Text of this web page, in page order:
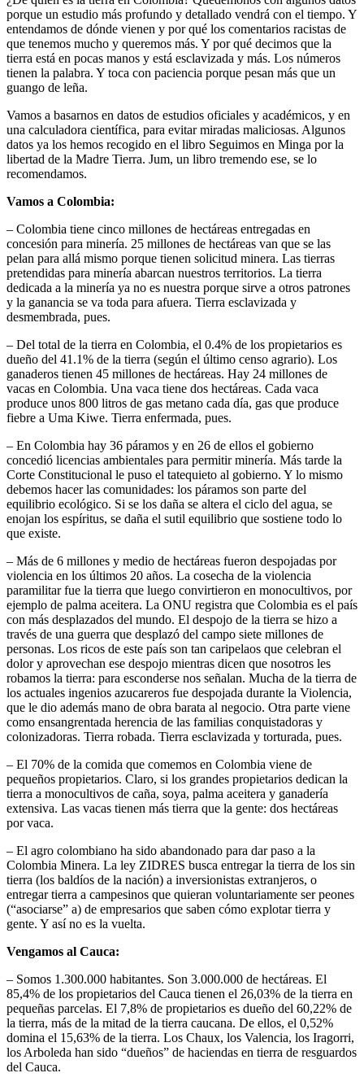
porque un estudio más profundo y detallado vendrá con el tiempo. Y
entendamos de dónde vienen y por qué los comentarios racistas de
que tenemos mucho y queremos más. Y por qué decimos que la
tierra está en pocas manos y está esclavizada y más. Los números
tienen la palabra. Y toca con paciencia porque pesan más que un
guango de leña.
Vamos a basarnos en datos de estudios oficiales y académicos, y en
una calculadora científica, para evitar miradas maliciosas. Algunos
datos ya los hemos recogido en el libro Seguimos en Minga por la
libertad de la Madre Tierra. Jum, un libro tremendo ese, se lo
recomendamos.
Vamos a Colombia:
– Colombia tiene cinco millones de hectáreas entregadas en
concesión para minería. 25 millones de hectáreas van que se las
pelan para allá mismo porque tienen solicitud minera. Las tierras
pretendidas para minería abarcan nuestros territorios. La tierra
dedicada a la minería ya no es nuestra porque sirve a otros patrones
y la ganancia se va toda para afuera. Tierra esclavizada y
desmembrada, pues.
– Del total de la tierra en Colombia, el 0.4% de los propietarios es
dueño del 41.1% de la tierra (según el último censo agrario). Los
ganaderos tienen 45 millones de hectáreas. Hay 24 millones de
vacas en Colombia. Una vaca tiene dos hectáreas. Cada vaca
produce unos 800 litros de gas metano cada día, gas que produce
fiebre a Uma Kiwe. Tierra enfermada, pues.
– En Colombia hay 36 páramos y en 26 de ellos el gobierno
concedió licencias ambientales para permitir minería. Más tarde la
Corte Constitucional le puso el tatequieto al gobierno. Y lo mismo
debemos hacer las comunidades: los páramos son parte del
equilibrio ecológico. Si se los daña se altera el ciclo del agua, se
enojan los espíritus, se daña el sutil equilibrio que sostiene todo lo
que existe.
– Más de 6 millones y medio de hectáreas fueron despojadas por
violencia en los últimos 20 años. La cosecha de la violencia
paramilitar fue la tierra que luego convirtieron en monocultivos, por
ejemplo de palma aceitera. La ONU registra que Colombia es el país
con más desplazados del mundo. El despojo de la tierra se hizo a
través de una guerra que desplazó del campo siete millones de
personas. Los ricos de este país son tan caripelaos que celebran el
dolor y aprovechan ese despojo mientras dicen que nosotros les
robamos la tierra: para esconderse nos señalan. Mucha de la tierra de
los actuales ingenios azucareros fue despojada durante la Violencia,
que le dio además mano de obra barata al negocio. Otra parte viene
como ensangrentada herencia de las familias conquistadoras y
colonizadoras. Tierra robada. Tierra esclavizada y torturada, pues.
– El 70% de la comida que comemos en Colombia viene de
pequeños propietarios. Claro, si los grandes propietarios dedican la
tierra a monocultivos de caña, soya, palma aceitera y ganadería
extensiva. Las vacas tienen más tierra que la gente: dos hectáreas
por vaca.
– El agro colombiano ha sido abandonado para dar paso a la
Colombia Minera. La ley ZIDRES busca entregar la tierra de los sin
tierra (los baldíos de la nación) a inversionistas extranjeros, o
entregar tierra a campesinos que quieran voluntariamente ser peones
(“asociarse” a) de empresarios que saben cómo explotar tierra y
gente. Y así no es la vuelta.
Vengamos al Cauca:
– Somos 1.300.000 habitantes. Son 3.000.000 de hectáreas. El
85,4% de los propietarios del Cauca tienen el 26,03% de la tierra en
pequeñas parcelas. El 7,8% de propietarios es dueño del 60,22% de
la tierra, más de la mitad de la tierra caucana. De ellos, el 0,52%
domina el 15,63% de la tierra. Los Chaux, los Valencia, los Iragorri,
los Arboleda han sido “dueños” de haciendas en tierra de resguardos
del Cauca.